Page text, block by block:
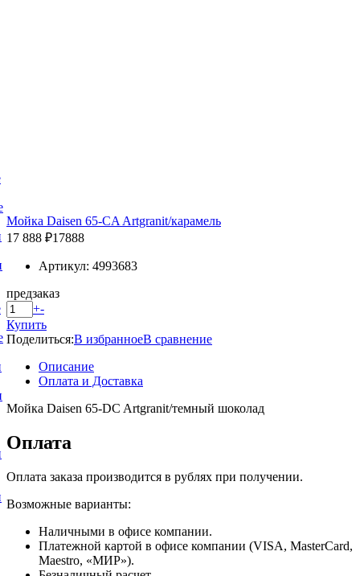
Мойка Daisen 65-CA Artgranit/карамель
17 888 ₽17888
Артикул: 4993683
предзаказ
+-
Купить
Поделиться:В избранноеВ сравнение
Описание
Оплата и Доставка
Мойка Daisen 65-DC Artgranit/темный шоколад
Оплата
Оплата заказа производится в рублях при получении.
Возможные варианты:
Наличными в офисе компании.
Платежной картой в офисе компании (VISA, MasterCard,
Maestro, «МИР»).